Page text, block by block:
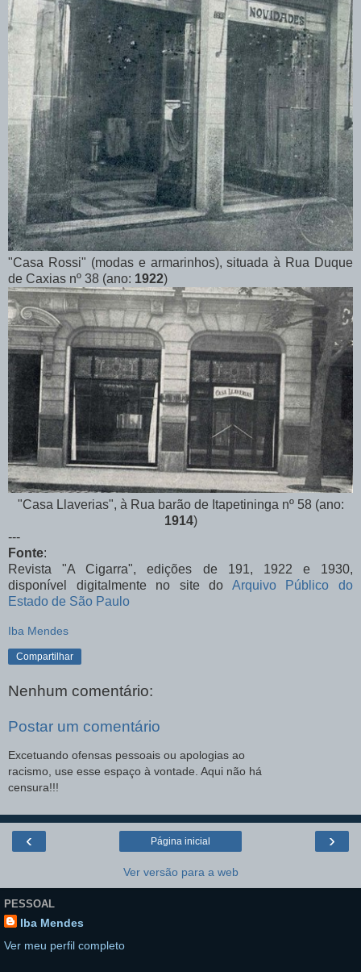
"Casa Rossi" (modas e armarinhos), situada à Rua Duque
de Caxias nº 38 (ano: 1922)
"Casa Llaverias", à Rua barão de Itapetininga nº 58 (ano:
1914)
---
Fonte:
Revista "A Cigarra", edições de 191, 1922 e 1930,
disponível digitalmente no site do Arquivo Público do
Estado de São Paulo
Iba Mendes
Compartilhar
Nenhum comentário:
Postar um comentário
Excetuando ofensas pessoais ou apologias ao
racismo, use esse espaço à vontade. Aqui não há
censura!!!
‹ ›
Página inicial
Ver versão para a web
PESSOAL
Iba Mendes
Ver meu perfil completo